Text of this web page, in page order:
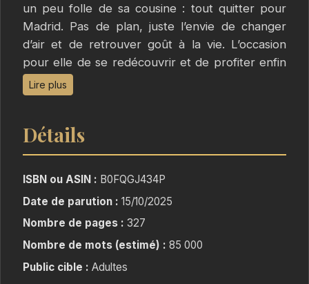
un peu folle de sa cousine : tout quitter pour
Madrid. Pas de plan, juste l’envie de changer
d’air et de retrouver goût à la vie. L’occasion
pour elle de se redécouvrir et de profiter enfin
d’une vie plus simple. Tout se passait pour le
mieux, tout semblait enfin simple. C’était sans
Esteban est un danseur professionnel sûr de lui
blessures derrière un sourire et un calme
olympien.
Une rencontre à la fois cocasse et inattendue
chamboulera son quotidien et marquera le
début d’une danse mouvementée et
Lire plus
Détails
ISBN ou ASIN : B0FQGJ434P
Date de parution : 15/10/2025
Nombre de pages : 327
Nombre de mots (estimé) : 85 000
Public cible : Adultes